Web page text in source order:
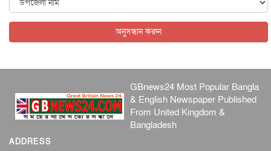
অনুসন্ধান করুন
GBnews24 Most Popular Bangla
& English Newspaper Published
From United Kingdom &
Bangladesh
ADDRESS